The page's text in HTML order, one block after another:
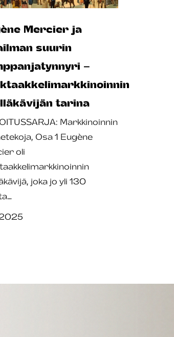
Mercier ja
suurin
–
tarina
Markkinoinnin
Osa 1 Eugène
oli
joka jo yli 130